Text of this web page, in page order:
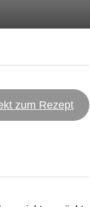
zum Rezept